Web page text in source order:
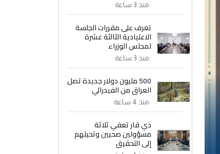
منذ 3 ساعة
تعرف على مقررات الجلسة
الاعتيادية الثالثة عشرة
لمجلس الوزراء
منذ 3 ساعة
500 مليون دولار جديدة تصل
العراق من الفيدرالي
منذ 4 ساعة
ذي قار تعفي ثلاثة
مسؤولين صحيين وتحيلهم
إلى التحقيق